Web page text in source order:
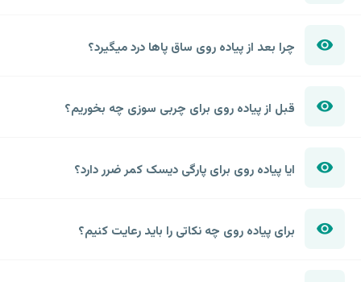
چرا بعد از پیاده روی ساق پاها درد میگیرد؟
قبل از پیاده روی برای چربی سوزی چه بخوریم؟
ایا پیاده روی برای پارگی دیسک کمر ضرر دارد؟
برای پیاده روی چه نکاتی را باید رعایت کنیم؟